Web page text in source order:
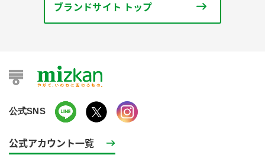
ブランドサイト トップ
公式SNS
公式アカウント一覧